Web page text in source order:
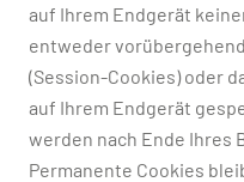
auf Ihrem Endgerät
entweder
(Session-Cookies) oder
auf Ihrem Endgerät
werden nach Ende Ihres
Permanente Cookies